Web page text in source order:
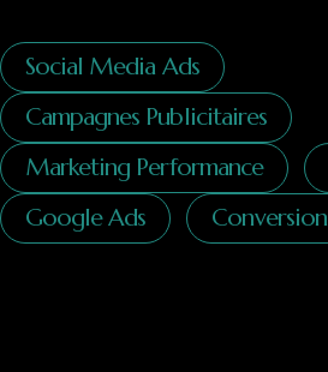
Social Media Ads
Campagnes Publicitaires
Marketing Performance
Google Ads
Conversion